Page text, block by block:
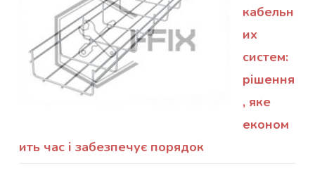
кабельн
их
систем:
рішення
, яке
економ
ить час і забезпечує порядок